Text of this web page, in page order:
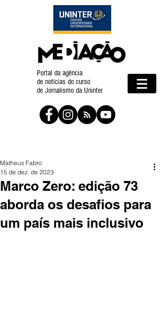
Portal da agência
de notícias do curso
de Jornalismo da Uninter
Marco Zero: edição 73
aborda os desafios para
um país mais inclusivo
Matheus Fabro
15 de dez. de 2023